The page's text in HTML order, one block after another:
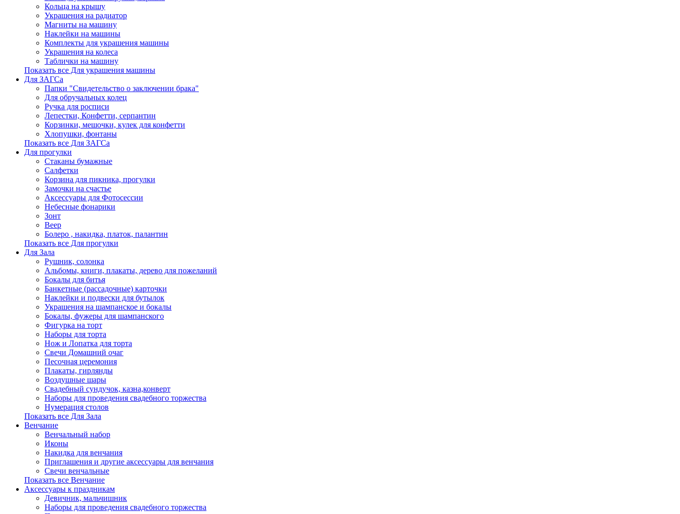
Кольца на крышу
Украшения на радиатор
Магниты на машину
Наклейки на машины
Комплекты для украшения машины
Украшения на колеса
Таблички на машину
Показать все Для украшения машины
Для ЗАГСа
Папки "Свидетельство о заключении брака"
Для обручальных колец
Ручка для росписи
Лепестки, Конфетти, серпантин
Корзинки, мешочки, кулек для конфетти
Хлопушки, фонтаны
Показать все Для ЗАГСа
Для прогулки
Стаканы бумажные
Салфетки
Корзина для пикника, прогулки
Замочки на счастье
Аксессуары для Фотосессии
Небесные фонарики
Зонт
Веер
Болеро , накидка, платок, палантин
Показать все Для прогулки
Для Зала
Рушник, солонка
Альбомы, книги, плакаты, дерево для пожеланий
Бокалы для битья
Банкетные (рассадочные) карточки
Наклейки и подвески для бутылок
Украшения на шампанское и бокалы
Бокалы, фужеры для шампанского
Фигурка на торт
Наборы для торта
Нож и Лопатка для торта
Свечи Домашний очаг
Песочная церемония
Плакаты, гирлянды
Воздушные шары
Свадебный сундучок, казна,конверт
Наборы для проведения свадебного торжества
Нумерация столов
Показать все Для Зала
Венчание
Венчальный набор
Иконы
Накидка для венчания
Приглашения и другие аксессуары для венчания
Свечи венчальные
Показать все Венчание
Аксессуары к праздникам
Девичник, мальчишник
Наборы для проведения свадебного торжества